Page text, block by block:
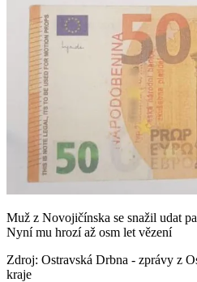
Muž z Novojičínska se snažil udat
Nyní mu hrozí až osm let vězení
Zdroj: Ostravská Drbna - zprávy z
kraje